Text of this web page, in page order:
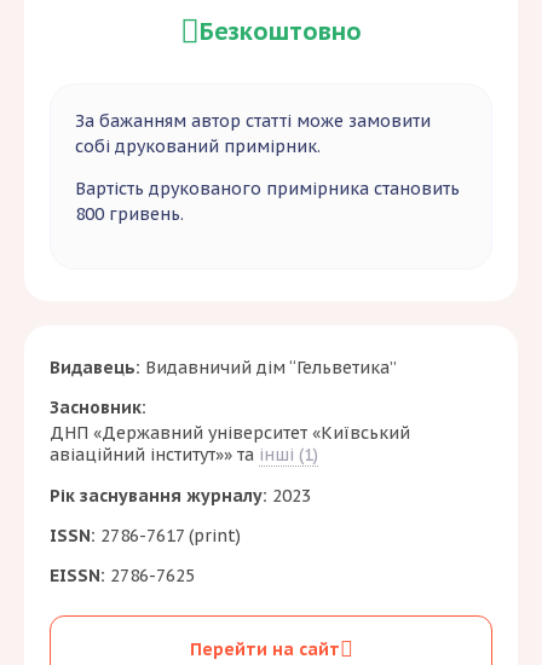
Видавець: Видавничий дім “Гельветика”
Засновник:
ДНП «Державний університет «Київський
авіаційний інститут»» та інші (1)
Рік заснування журналу: 2023
ISSN: 2786-7617 (print)
EISSN: 2786-7625
Перейти на сайт
Безкоштовно
За бажанням автор статті може замовити
собі друкований примірник.
Вартість друкованого примірника становить
800 гривень.